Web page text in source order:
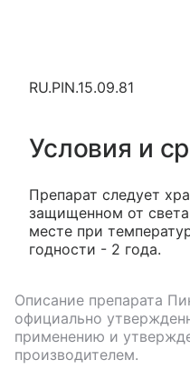
RU.PIN.15.09.81
Условия и
Препарат следует
защищенном от
месте при
годности - 2 года.
Описание препарата
официально
применению и
производителем.